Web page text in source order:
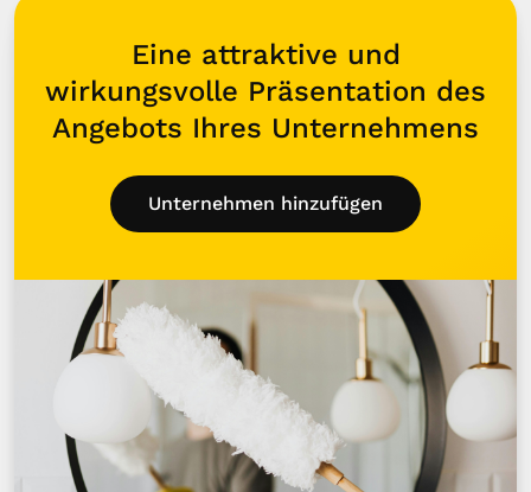
Eine attraktive und
wirkungsvolle Präsentation des
Angebots Ihres Unternehmens
Unternehmen hinzufügen